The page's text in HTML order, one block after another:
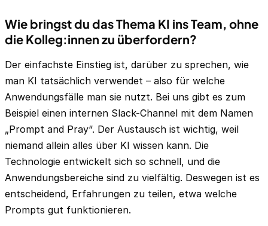
Wie bringst du das Thema KI ins Team, ohne
die Kolleg:innen zu überfordern?
Der einfachste Einstieg ist, darüber zu sprechen, wie
man KI tatsächlich verwendet – also für welche
Anwendungsfälle man sie nutzt. Bei uns gibt es zum
Beispiel einen internen Slack-Channel mit dem Namen
„Prompt and Pray“. Der Austausch ist wichtig, weil
niemand allein alles über KI wissen kann. Die
Technologie entwickelt sich so schnell, und die
Anwendungsbereiche sind zu vielfältig. Deswegen ist es
entscheidend, Erfahrungen zu teilen, etwa welche
Prompts gut funktionieren.